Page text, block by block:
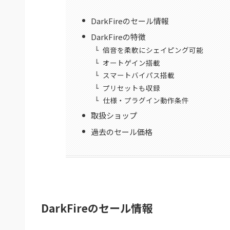
DarkFireのセール情報
DarkFireの特徴
倍音を柔軟にシェイピング可能
オートゲイン搭載
スマートバイパス搭載
プリセットも収録
仕様・プラグイン動作条件
取扱ショップ
過去のセール価格
DarkFireのセール情報